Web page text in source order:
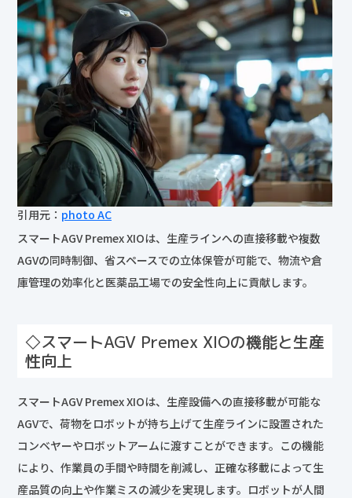
引用元： photo AC
スマートAGV Premex XIOは、生産ラインへの直接移載や複数
AGVの同時制御、省スペースでの立体保管が可能で、物流や倉
庫管理の効率化と医薬品工場での安全性向上に貢献します。
◇スマートAGV Premex XIOの機能と生産
性向上
スマートAGV Premex XIOは、生産設備への直接移載が可能な
AGVで、荷物をロボットが持ち上げて生産ラインに設置された
コンベヤーやロボットアームに渡すことができます。この機能
により、作業員の手間や時間を削減し、正確な移載によって生
産品質の向上や作業ミスの減少を実現します。ロボットが人間